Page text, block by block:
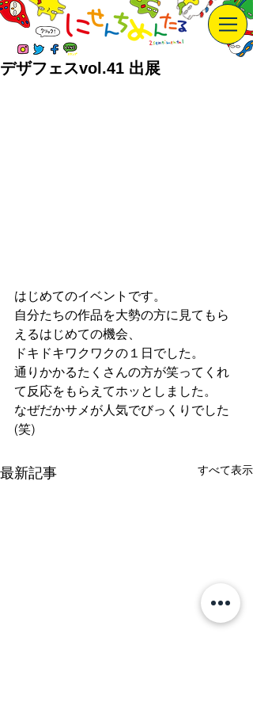
デザフェスvol.41 出展
はじめてのイベントです。
自分たちの作品を大勢の方に見てもら
えるはじめての機会、
ドキドキワクワクの１日でした。
通りかかるたくさんの方が笑ってくれ
て反応をもらえてホッとしました。
なぜだかサメが人気でびっくりでした
(笑)
最新記事 すべて表示